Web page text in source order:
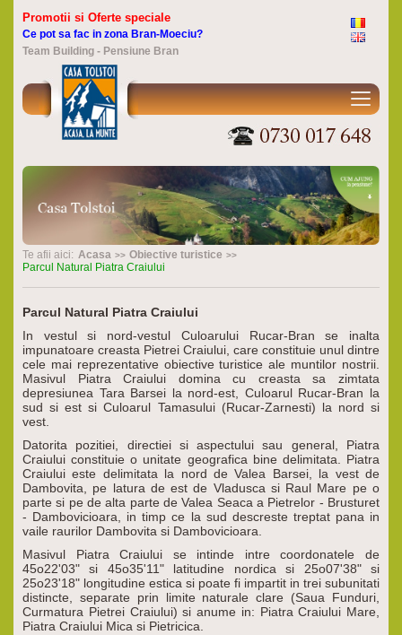
Promotii si Oferte speciale
Ce pot sa fac in zona Bran-Moeciu?
Team Building - Pensiune Bran
Te afii aici: Acasa
Obiective turistice
Parcul Natural Piatra Craiului
Parcul Natural Piatra Craiului
In vestul si nord-vestul Culoarului Rucar-Bran se inalta
impunatoare creasta Pietrei Craiului, care constituie unul dintre
cele mai reprezentative obiective turistice ale muntilor nostrii.
Masivul Piatra Craiului domina cu creasta sa zimtata
depresiunea Tara Barsei la nord-est, Culoarul Rucar-Bran la
sud si est si Culoarul Tamasului (Rucar-Zarnesti) la nord si
vest.
Datorita pozitiei, directiei si aspectului sau general, Piatra
Craiului constituie o unitate geografica bine delimitata. Piatra
Craiului este delimitata la nord de Valea Barsei, la vest de
Dambovita, pe latura de est de Vladusca si Raul Mare pe o
parte si pe de alta parte de Valea Seaca a Pietrelor - Brusturet
- Dambovicioara, in timp ce la sud descreste treptat pana in
vaile raurilor Dambovita si Dambovicioara.
Masivul Piatra Craiului se intinde intre coordonatele de
45o22'03" si 45o35'11" latitudine nordica si 25o07'38" si
25o23'18" longitudine estica si poate fi impartit in trei subunitati
distincte, separate prin limite naturale clare (Saua Funduri,
Curmatura Pietrei Craiului) si anume in: Piatra Craiului Mare,
Piatra Craiului Mica si Pietricica.